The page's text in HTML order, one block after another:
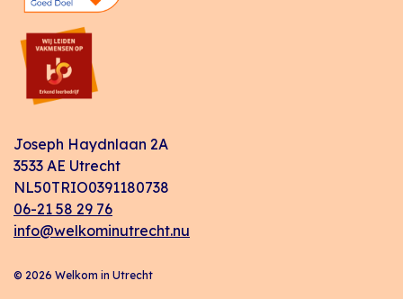
Joseph Haydnlaan 2A
3533 AE Utrecht
NL50TRIO0391180738
06-21 58 29 76
info@welkominutrecht.nu
© 2026 Welkom in Utrecht